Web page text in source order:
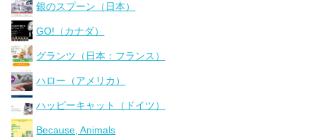
銀のスプーン（日本）
GO!（カナダ）
グランツ（日本：フランス）
ハロー（アメリカ）
ハッピーキャット（ドイツ）
Because, Animals